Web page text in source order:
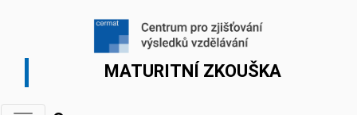
MATURITNÍ ZKOUŠKA